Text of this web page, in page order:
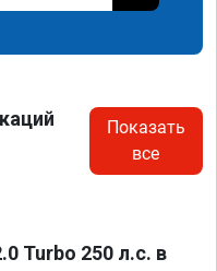
Показать
все
Turbo 250 л.с. в